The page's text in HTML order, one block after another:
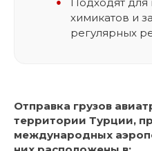
химикатов и
регулярных
Отправка грузов
территории Турции,
международных